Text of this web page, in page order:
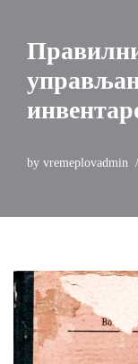
by vremeplovadmin